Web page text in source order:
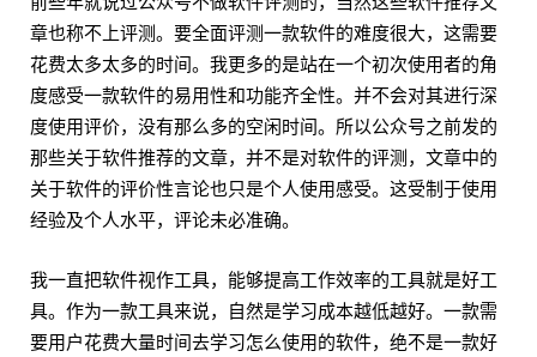
章也称不上评测。要全面评测一款软件的难度很大，这需要
花费太多太多的时间。我更多的是站在一个初次使用者的角
度感受一款软件的易用性和功能齐全性。并不会对其进行深
度使用评价，没有那么多的空闲时间。所以公众号之前发的
那些关于软件推荐的文章，并不是对软件的评测，文章中的
关于软件的评价性言论也只是个人使用感受。这受制于使用
经验及个人水平，评论未必准确。
我一直把软件视作工具，能够提高工作效率的工具就是好工
具。作为一款工具来说，自然是学习成本越低越好。一款需
要用户花费大量时间去学习怎么使用的软件，绝不是一款好